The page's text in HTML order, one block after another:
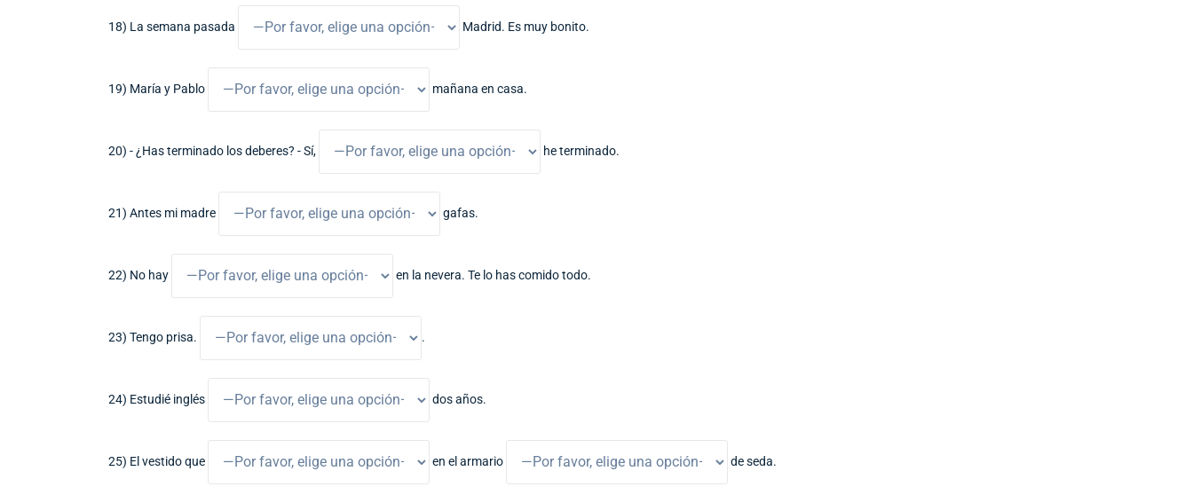
18) La semana pasada Madrid. Es muy bonito.
19) María y Pablo mañana en casa.
20) - ¿Has terminado los deberes? - Sí, he terminado.
21) Antes mi madre gafas.
22) No hay en la nevera. Te lo has comido todo.
23) Tengo prisa. .
24) Estudié inglés dos años.
25) El vestido que en el armario de seda.